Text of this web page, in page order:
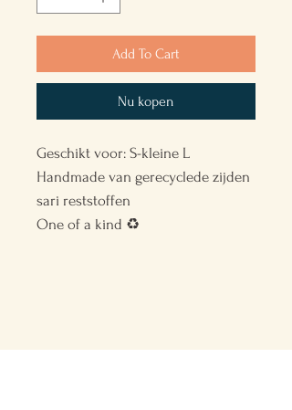
Add To Cart
Nu kopen
Geschikt voor: S-kleine L
Handmade van gerecyclede zijden
sari reststoffen
One of a kind ♻️